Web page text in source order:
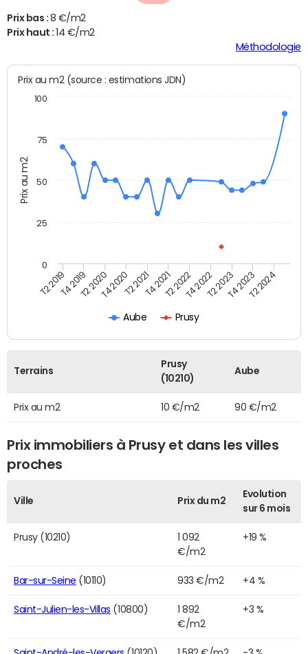
Prix bas : 8 €/m2
Prix haut :14 €/m2
Méthodologie
Prix au m2
Prix au m2 (source : estimations JDN)
Aube Prusy
T2 2019T4 2019T2 2020T4 2020T2 2021T4 2021T2 2022T4 2022T2 2023T4 2023T2 2024
0
25
50
75
100
Terrains
Prusy
(10210)
Aube
Prix au m2 10 €/m2 90 €/m2
Prix immobiliers à Prusy et dans les villes
proches
Ville Prix du m2
Evolution
sur 6 mois
Prusy (10210)
1 092
€/m2
+19 %
Bar-sur-Seine (10110) 933 €/m2 +4 %
Saint-Julien-les-Villas (10800)
1 892
€/m2
+3 %